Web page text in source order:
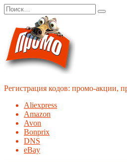
Перейти
к
содержанию
Search
for:
Регистрация кодов: промо-акции,
Aliexpress
Amazon
Avon
Bonprix
DNS
eBay